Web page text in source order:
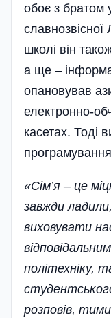
обоє з братом
славнозвісної
школі він
а ще –
опановував
електронно-
касетах. Тоді
«Сім’я – це
завжди
виховувати
політехніку,
розповів,